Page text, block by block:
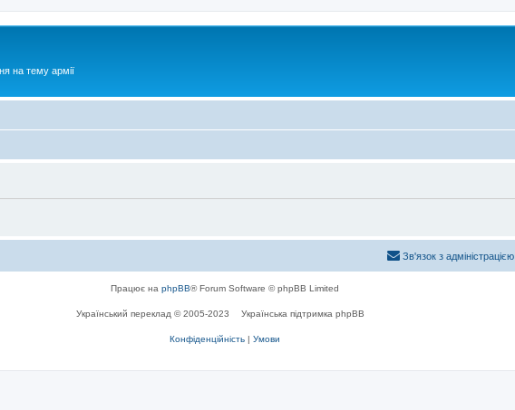
на тему армії
Зв'язок з адміністрацією
Працює на phpBB® Forum Software © phpBB Limited
Український переклад © 2005-2023 Українська підтримка phpBB
Конфіденційність | Умови